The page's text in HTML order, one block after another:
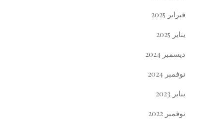
فبراير 2025
يناير 2025
ديسمبر 2024
نوفمبر 2024
يناير 2023
نوفمبر 2022